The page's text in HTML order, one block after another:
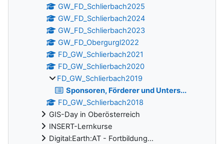
GW_FD_Schlierbach2025
GW_FD_Schlierbach2024
GW_FD_Schlierbach2023
GW_FD_Obergurgl2022
FD_GW_Schlierbach2021
FD_GW_Schlierbach2020
FD_GW_Schlierbach2019
Sponsoren, Förderer und Unters...
FD_GW_Schlierbach2018
GIS-Day in Oberösterreich
INSERT-Lernkurse
Digital:Earth:AT - Fortbildung...